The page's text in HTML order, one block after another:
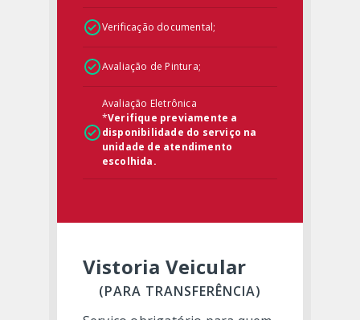
Verificação documental;
Avaliação de Pintura;
Avaliação Eletrônica
*Verifique previamente a
disponibilidade do serviço na
unidade de atendimento
escolhida.
Vistoria Veicular
(PARA TRANSFERÊNCIA)